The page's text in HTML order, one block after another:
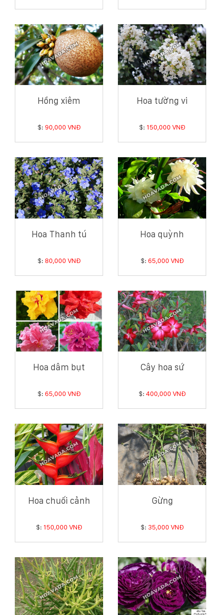
Hồng xiêm
$: 90,000 VNĐ
Hoa tường vi
$: 150,000 VNĐ
Hoa Thanh tú
$: 80,000 VNĐ
Hoa quỳnh
$: 65,000 VNĐ
Hoa dâm bụt
$: 65,000 VNĐ
Cây hoa sứ
$: 400,000 VNĐ
Hoa chuối cảnh
$: 150,000 VNĐ
Gừng
$: 35,000 VNĐ